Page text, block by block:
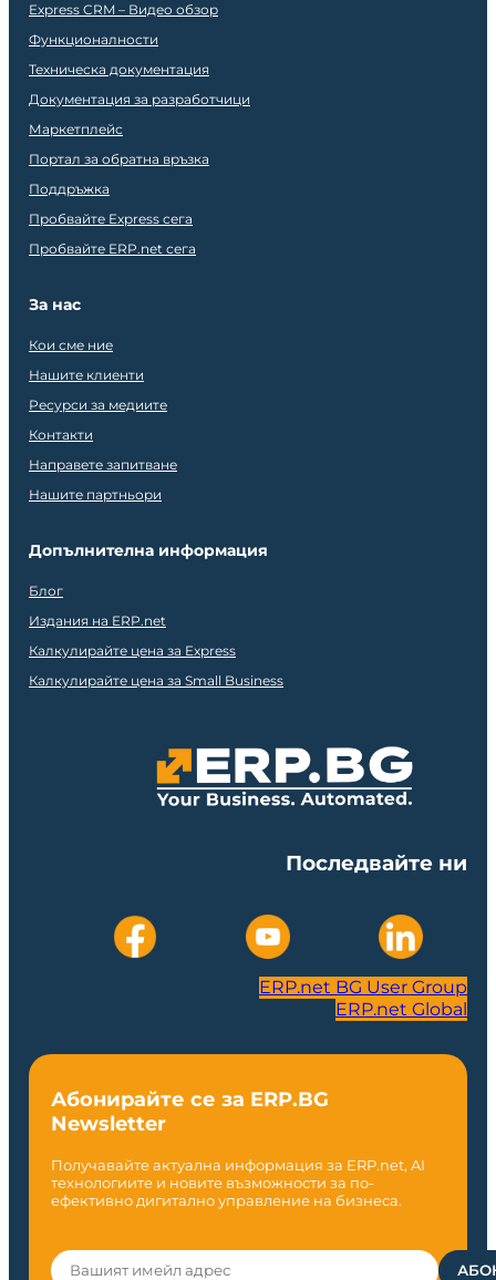
Express CRM – Видео обзор
Функционалности
Техническа документация
Документация за разработчици
Маркетплейс
Портал за обратна връзка
Поддръжка
Пробвайте Express сега
Пробвайте ERP.net сега
За нас
Кои сме ние
Нашите клиенти
Ресурси за медиите
Контакти
Направете запитване
Нашите партньори
Допълнителна информация
Блог
Издания на ERP.net
Калкулирайте цена за Express
Калкулирайте цена за Small Business
Последвайте ни
ERP.net BG User Group
ERP.net Global
Абонирайте се за ERP.BG
Newsletter
Получавайте актуална информация за ERP.net, AI
технологиите и новите възможности за по-
ефективно дигитално управление на бизнеса.